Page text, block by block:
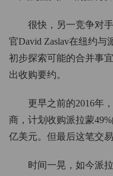
很快，另一竞争对
官David Zaslav在纽约与
初步探索可能的合并事
出收购要约。
更早之前的2016年
商，计划收购派拉蒙
亿美元。但最后这笔交易
时间一晃，如今派